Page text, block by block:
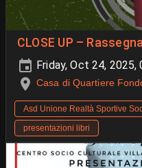
CLOSE UP –
Friday, Oct 24,
Casa di Quartiere
Asd Unione Realtà Sportive
presentazioni libri